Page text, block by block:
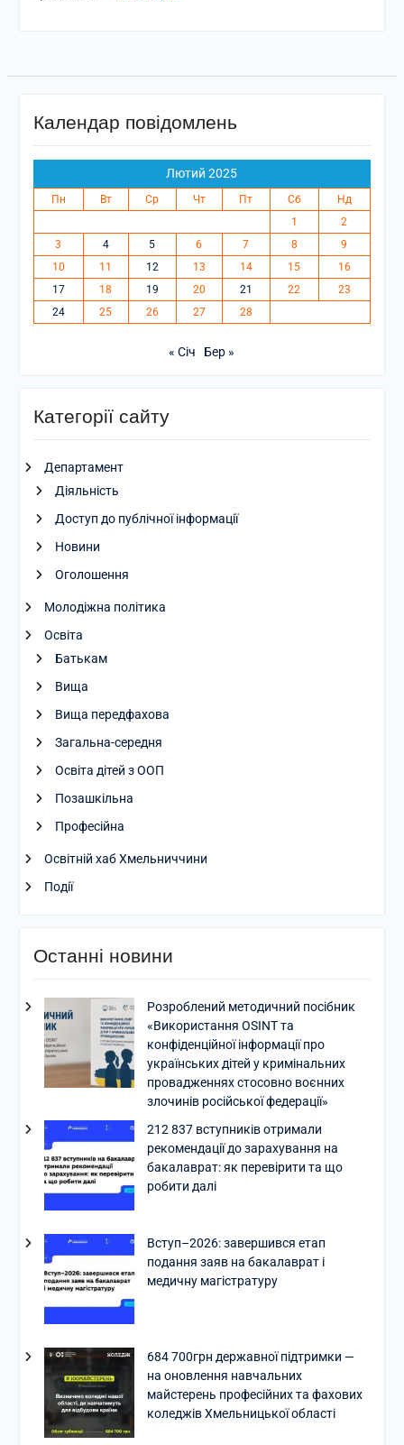
Календар повідомлень
Лютий 2025
Пн Вт Ср Чт Пт Сб
Нд
1
2
3
4 5 6 7 8
9
10
11 12 13 14 15
16
17
18 19 20 21 22
23
24
25 26 27 28
« Січ Бер »
Категорії сайту
Департамент
Діяльність
Доступ до публічної інформації
Новини
Оголошення
Молодіжна політика
Освіта
Батькам
Вища
Вища передфахова
Загальна-середня
Освіта дітей з ООП
Позашкільна
Професійна
Освітній хаб Хмельниччини
Події
Останні новини
Розроблений методичний посібник
«Використання OSINT та
конфіденційної інформації про
українських дітей у кримінальних
провадженнях стосовно воєнних
злочинів російської федерації»
212 837 вступників отримали
рекомендації до зарахування на
бакалаврат: як перевірити та що
робити далі
Вступ–2026: завершився етап
подання заяв на бакалаврат і
медичну магістратуру
684 700грн державної підтримки —
на оновлення навчальних
майстерень професійних та фахових
коледжів Хмельницької області